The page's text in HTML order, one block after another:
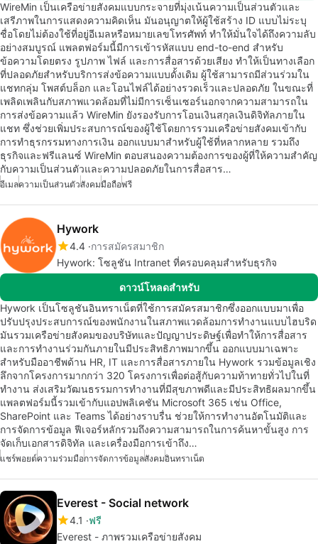
WireMin เป็นเครือข่ายสังคมแบบกระจายที่มุ่งเน้นความเป็นส่วนตัวและ
เสรีภาพในการแสดงความคิดเห็น มันอนุญาตให้ผู้ใช้สร้าง ID แบบไม่ระบุ
ชื่อโดยไม่ต้องใช้ที่อยู่อีเมลหรือหมายเลขโทรศัพท์ ทำให้มั่นใจได้ถึงความลับ
อย่างสมบูรณ์ แพลตฟอร์มนี้มีการเข้ารหัสแบบ end-to-end สำหรับ
ข้อความโดยตรง รูปภาพ ไฟล์ และการสื่อสารด้วยเสียง ทำให้เป็นทางเลือก
ที่ปลอดภัยสำหรับบริการส่งข้อความแบบดั้งเดิม ผู้ใช้สามารถมีส่วนร่วมใน
แชทกลุ่ม โพสต์บล็อก และโอนไฟล์ได้อย่างรวดเร็วและปลอดภัย ในขณะที่
เพลิดเพลินกับสภาพแวดล้อมที่ไม่มีการเซ็นเซอร์นอกจากความสามารถใน
การส่งข้อความแล้ว WireMin ยังรองรับการโอนเงินสกุลเงินดิจิทัลภายใน
แชท ซึ่งช่วยเพิ่มประสบการณ์ของผู้ใช้โดยการรวมเครือข่ายสังคมเข้ากับ
การทำธุรกรรมทางการเงิน ออกแบบมาสำหรับผู้ใช้ที่หลากหลาย รวมถึง
ธุรกิจและฟรีแลนซ์ WireMin ตอบสนองความต้องการของผู้ที่ให้ความสำคัญ
กับความเป็นส่วนตัวและความปลอดภัยในการสื่อสาร…
อีเมลความเป็นส่วนตัวสังคมมือถือฟรี
Hywork
4.4 การสมัครสมาชิก
Hywork: โซลูชัน Intranet ที่ครอบคลุมสำหรับธุรกิจ
ดาวน์โหลดสำหรับ
Hywork เป็นโซลูชันอินทราเน็ตที่ใช้การสมัครสมาชิกซึ่งออกแบบมาเพื่อ
ปรับปรุงประสบการณ์ของพนักงานในสภาพแวดล้อมการทำงานแบบไฮบริด
มันรวมเครือข่ายสังคมของบริษัทและปัญญาประดิษฐ์เพื่อทำให้การสื่อสาร
และการทำงานร่วมกันภายในมีประสิทธิภาพมากขึ้น ออกแบบมาเฉพาะ
สำหรับมืออาชีพด้าน HR, IT และการสื่อสารภายใน Hywork รวมข้อมูลเชิง
ลึกจากโครงการมากกว่า 320 โครงการเพื่อต่อสู้กับความท้าทายทั่วไปในที่
ทำงาน ส่งเสริมวัฒนธรรมการทำงานที่มีสุขภาพดีและมีประสิทธิผลมากขึ้น
แพลตฟอร์มนี้รวมเข้ากับแอปพลิเคชัน Microsoft 365 เช่น Office,
SharePoint และ Teams ได้อย่างราบรื่น ช่วยให้การทำงานอัตโนมัติและ
การจัดการข้อมูล ฟีเจอร์หลักรวมถึงความสามารถในการค้นหาขั้นสูง การ
จัดเก็บเอกสารดิจิทัล และเครื่องมือการเข้าถึง…
แชร์พอยต์ความร่วมมือการจัดการข้อมูลสังคมอินทราเน็ต
Everest - Social network
4.1
ฟรี
Everest - ภาพรวมเครือข่ายสังคม